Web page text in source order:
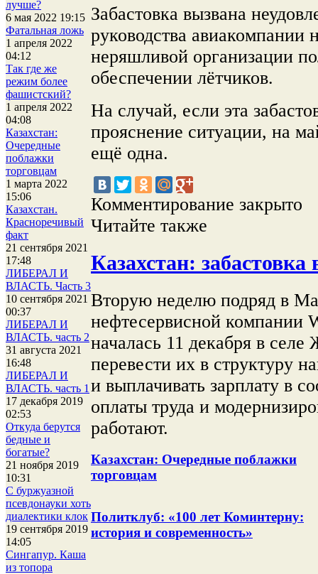
лучше?
6 мая 2022 19:15
Фатальная ложь
1 апреля 2022
04:12
Так где же
режим более
фашистский?
1 апреля 2022
04:08
Казахстан:
Очередные
поблажки
торговцам
1 марта 2022
15:06
Казахстан.
Красноречивый
факт
21 сентября 2021
17:48
ЛИБЕРАЛ И
ВЛАСТЬ. Часть 3
10 сентября 2021
00:37
ЛИБЕРАЛ И
ВЛАСТЬ. часть 2
31 августа 2021
16:48
ЛИБЕРАЛ И
ВЛАСТЬ. часть 1
17 декабря 2019
02:53
Откуда берутся
бедные и
богатые?
21 ноября 2019
10:31
С буржуазной
псевдонауки хоть
диалектики клок
19 сентября 2019
14:05
Сингапур. Каша
из топора
Забастовка вызвана
руководства
неряшливой организации
обеспечении лётчиков.
На случай, если эта
прояснение ситуации, на
ещё одна.
Комментирование закрыто
Читайте также
Казахстан:
Вторую неделю подряд в
нефтесервисной компании
началась 11 декабря в
перевести их в структуру
и выплачивать зарплату в
оплаты труда и
работают.
Казахстан: Очередные поблажки
торговцам
Политклуб: «100 лет Коминтерну:
история и современность»